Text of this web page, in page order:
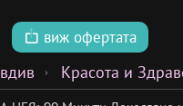
виж офертата
Красота и